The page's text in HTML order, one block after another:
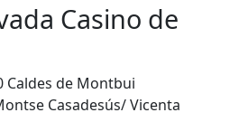
Casino de
Caldes de Montbui
Casadesús/ Vicenta